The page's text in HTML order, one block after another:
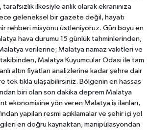
ilkesiyle anlık olarak ekranınıza
geleneksel bir gazete değil, hayatı
rehberi misyonu üstleniyoruz. Gün boyu en
hava durumu 15 günlük tahminlerinden,
verilerine; Malatya namaz vakitleri ve
Malatya Kuyumcular Odası ile tam
altın fiyatları analizlerine kadar şehre dair
tek tıkla ulaşabilirsiniz. Bölgenin en hassas
biri olan son dakika deprem Malatya
ekonomisine yön veren Malatya iş ilanları,
yapılan resmi açıklamalar ve şehir içi yol
en doğru kaynaktan, manipülasyondan